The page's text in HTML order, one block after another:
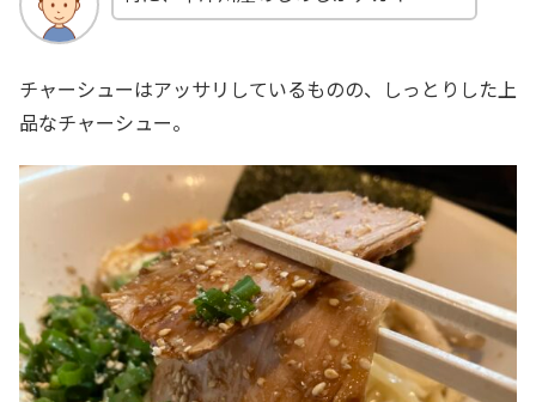
チャーシューはアッサリしているものの、しっとりした上
品なチャーシュー。